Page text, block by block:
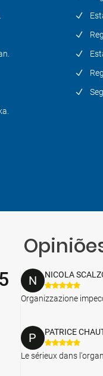
N NICOLA
Organizzazione
P PATRICE
Le sérieux dans